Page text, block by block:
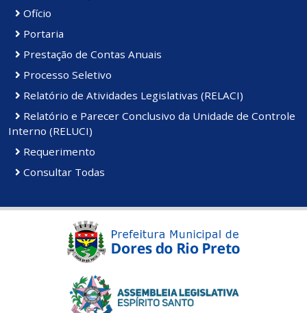
Ofício
Portaria
Prestação de Contas Anuais
Processo Seletivo
Relatório de Atividades Legislativas (RELACI)
Relatório e Parecer Conclusivo da Unidade de Controle
Interno (RELUCI)
Requerimento
Consultar Todas